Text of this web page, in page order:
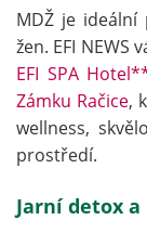
MDŽ je ideální
žen. EFI
EFI SPA
Zámku Račice,
wellness,
prostředí.
Jarní detox